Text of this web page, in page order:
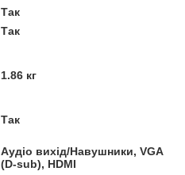
Так
Так
1.86 кг
Так
Аудіо вихід/Навушники, VGA
(D-sub), HDMI